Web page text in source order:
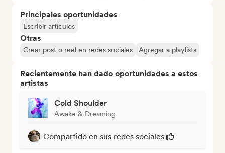
Principales oportunidades
Escribir artículos
Otras
Crear post o reel en redes sociales Agregar a playlists
Recientemente han dado oportunidades a estos
artistas
Cold Shoulder
Awake & Dreaming
Compartido en sus redes sociales